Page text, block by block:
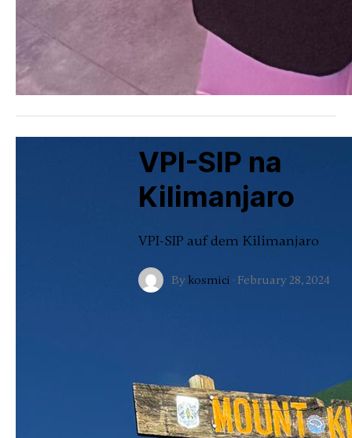
VPI-SIP na
Kilimanjaro
VPI-SIP auf dem Kilimanjaro
By kosmici · February 28, 2024